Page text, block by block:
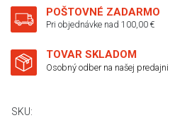
POŠTOVNÉ ZADARMO
Pri objednávke nad 100,00 €
TOVAR SKLADOM
Osobný odber na našej predajni
SKU: